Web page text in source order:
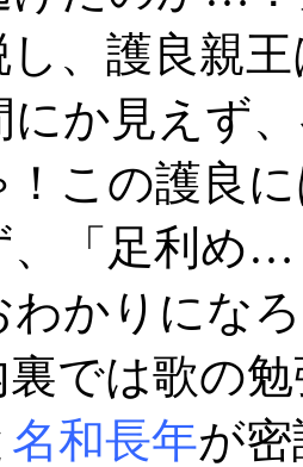
、護良親
にか見えず
！この護良
、「足利め
わかりにな
では歌の勉
名和長年が